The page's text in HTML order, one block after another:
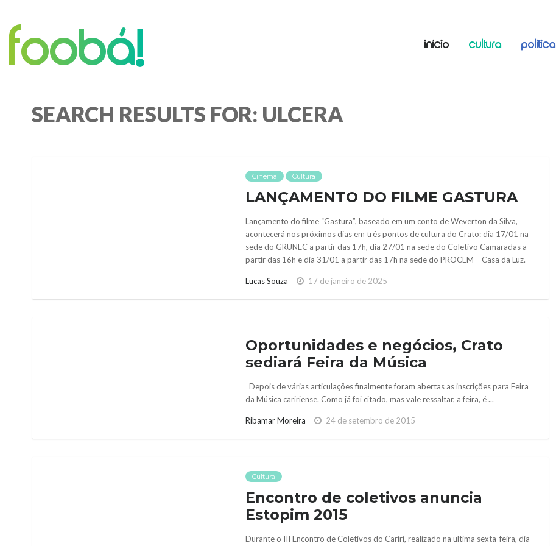
foobá! INÍCIO CULTURA POLÍTICA
SEARCH RESULTS FOR: ULCERA
Cinema Cultura
LANÇAMENTO DO FILME GASTURA
Lançamento do filme “Gastura”, baseado em um conto de Weverton da Silva,
acontecerá nos próximos dias em três pontos de cultura do Crato: dia 17/01 na
sede do GRUNEC a partir das 17h, dia 27/01 na sede do Coletivo Camaradas a
partir das 16h e dia 31/01 a partir das 17h na sede do PROCEM – Casa da Luz.
Lucas Souza 17 de janeiro de 2025
Oportunidades e negócios, Crato
sediará Feira da Música
Depois de várias articulações finalmente foram abertas as inscrições para Feira
da Música caririense. Como já foi citado, mas vale ressaltar, a feira, é ...
Ribamar Moreira 24 de setembro de 2015
Cultura
Encontro de coletivos anuncia
Estopim 2015
Durante o III Encontro de Coletivos do Cariri, realizado na ultima sexta-feira, dia